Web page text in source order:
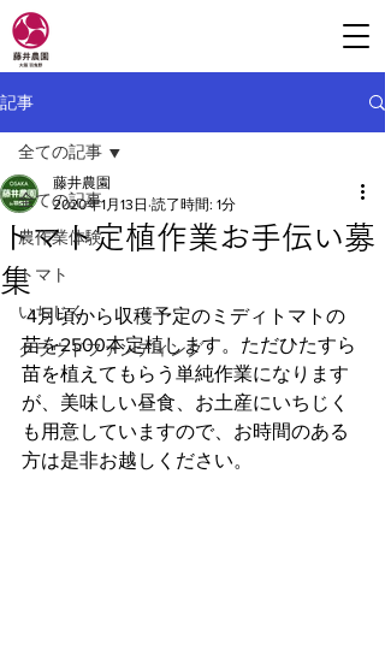
記事
全ての記事
農作業体験
トマト
いちじく
クラウドファンディング
全ての記事
トマト定植作業お手伝い募
集
藤井農園
2020年1月13日 読了時間: 1分
4月頃から収穫予定のミディトマトの
苗を2500本定植します。ただひたすら
苗を植えてもらう単純作業になります
が、美味しい昼食、お土産にいちじく
も用意していますので、お時間のある
方は是非お越しください。